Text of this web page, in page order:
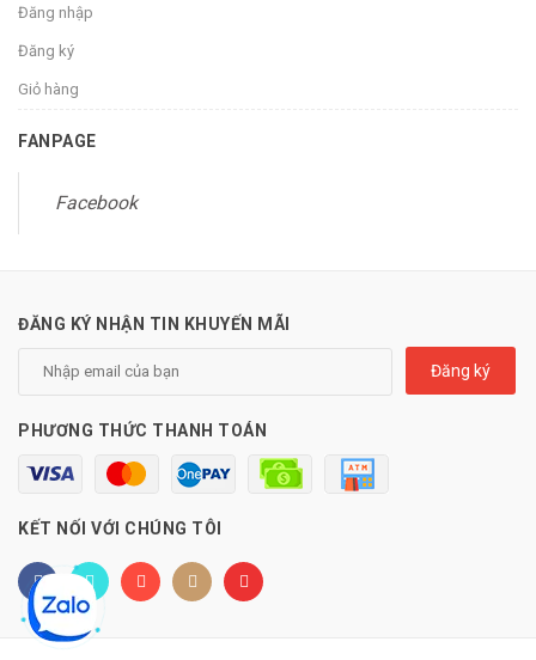
Đăng nhập
Đăng ký
Giỏ hàng
FANPAGE
Facebook
ĐĂNG KÝ NHẬN TIN KHUYẾN MÃI
Đăng ký
PHƯƠNG THỨC THANH TOÁN
KẾT NỐI VỚI CHÚNG TÔI